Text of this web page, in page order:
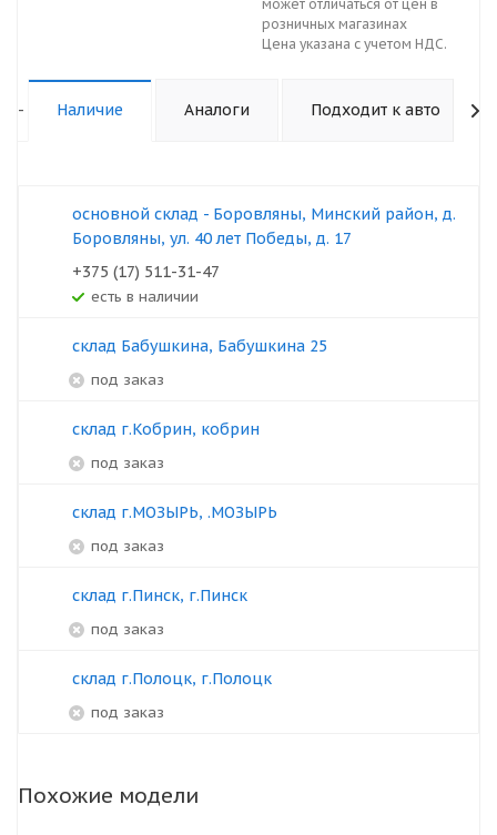
может отличаться от цен в
розничных магазинах
Цена указана с учетом НДС.
- Наличие Аналоги Подходит к авто
основной склад - Боровляны, Минский район, д.
Боровляны, ул. 40 лет Победы, д. 17
+375 (17) 511-31-47
Есть в наличии
склад Бабушкина, Бабушкина 25
под заказ
склад г.Кобрин, кобрин
под заказ
склад г.МОЗЫРЬ, .МОЗЫРЬ
под заказ
склад г.Пинск, г.Пинск
под заказ
склад г.Полоцк, г.Полоцк
под заказ
Похожие модели